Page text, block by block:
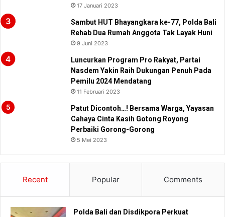
17 Januari 2023
Sambut HUT Bhayangkara ke-77, Polda Bali
Rehab Dua Rumah Anggota Tak Layak Huni
9 Juni 2023
Luncurkan Program Pro Rakyat, Partai
Nasdem Yakin Raih Dukungan Penuh Pada
Pemilu 2024 Mendatang
11 Februari 2023
Patut Dicontoh…! Bersama Warga, Yayasan
Cahaya Cinta Kasih Gotong Royong
Perbaiki Gorong-Gorong
5 Mei 2023
Recent Popular Comments
Polda Bali dan Disdikpora Perkuat